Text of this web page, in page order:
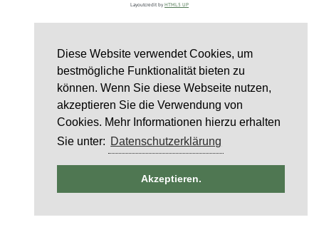
Diese Website verwendet Cookies, um
bestmögliche Funktionalität bieten zu
können. Wenn Sie diese Webseite nutzen,
akzeptieren Sie die Verwendung von
Cookies. Mehr Informationen hierzu erhalten
Sie unter: Datenschutzerklärung
Akzeptieren.
Layoutcredit by HTML5 UP